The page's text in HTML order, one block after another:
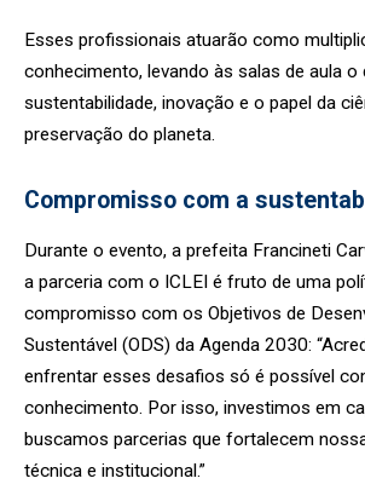
Esses profissionais atuarão como
conhecimento, levando às salas de aula o
sustentabilidade, inovação e o papel da
preservação do planeta.
Compromisso com a
Durante o evento, a prefeita Francineti
a parceria com o ICLEI é fruto de uma
compromisso com os Objetivos de
Sustentável (ODS) da Agenda 2030:
enfrentar esses desafios só é possível
conhecimento. Por isso, investimos em
buscamos parcerias que fortalecem
técnica e institucional.”